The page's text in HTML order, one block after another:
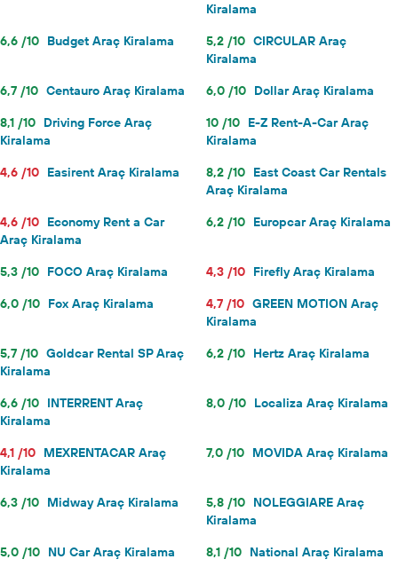
Kiralama
6,6 /10 Budget Araç Kiralama 5,2 /10 CIRCULAR Araç
Kiralama
6,7 /10 Centauro Araç Kiralama 6,0 /10 Dollar Araç Kiralama
8,1 /10 Driving Force Araç
Kiralama
10 /10 E-Z Rent-A-Car Araç
Kiralama
4,6 /10 Easirent Araç Kiralama 8,2 /10 East Coast Car Rentals
Araç Kiralama
4,6 /10 Economy Rent a Car
Araç Kiralama
6,2 /10 Europcar Araç Kiralama
5,3 /10 FOCO Araç Kiralama 4,3 /10 Firefly Araç Kiralama
6,0 /10 Fox Araç Kiralama 4,7 /10 GREEN MOTION Araç
Kiralama
5,7 /10 Goldcar Rental SP Araç
Kiralama
6,2 /10 Hertz Araç Kiralama
6,6 /10 INTERRENT Araç
Kiralama
8,0 /10 Localiza Araç Kiralama
4,1 /10 MEXRENTACAR Araç
Kiralama
7,0 /10 MOVIDA Araç Kiralama
6,3 /10 Midway Araç Kiralama 5,8 /10 NOLEGGIARE Araç
Kiralama
5,0 /10 NU Car Araç Kiralama 8,1 /10 National Araç Kiralama